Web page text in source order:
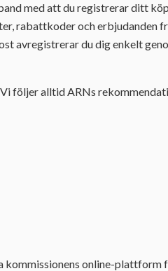
med att du registrerar ditt
rabattkoder och erbjudanden
avregistrerar du dig enkelt
följer alltid ARNs
kommissionens online-plattform